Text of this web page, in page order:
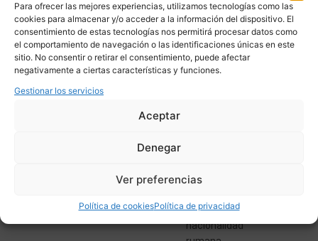
Para ofrecer las mejores experiencias, utilizamos tecnologías como las
cookies para almacenar y/o acceder a la información del dispositivo. El
consentimiento de estas tecnologías nos permitirá procesar datos como
el comportamiento de navegación o las identificaciones únicas en este
sitio. No consentir o retirar el consentimiento, puede afectar
negativamente a ciertas características y funciones.
Gestionar los servicios
Aceptar
Denegar
Ver preferencias
Política de cookiesPolítica de privacidad
SEPTIE
MBRE
20,
2024
ESCULT
DEMETRE
CHIPARUS:
LA
ESCULTURA
ART
DÉCO.
Demetre
en la
de
nacionalidad